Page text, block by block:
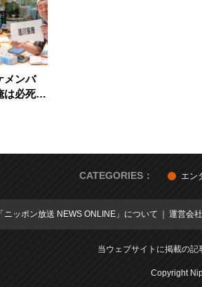
メンバ
は必死
CATEGORIES： エン
「ニッポン放送 NEWS ONLINE」について 運営会社
当ウェブサイトに掲載の記
Copyright